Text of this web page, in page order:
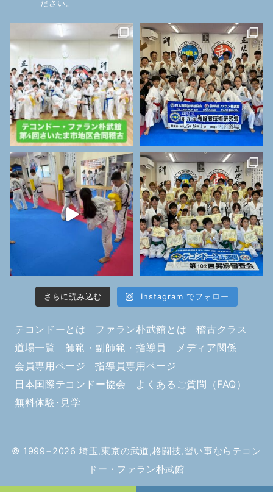
ださい。
さらに読み込む Instagram でフォロー
テコンドーとは ファラン朴武館とは
稽古クラス
道場一覧
師範・副師範・指導員
メディア関係
会員専用ページ
指導員専用ページ
日本国際テコンドー協会
よくあるご質問（FAQ）
無料体験･見学
© 1999−2026 埼玉,東京の武道,格闘技,習い事ならテコン
ドー・ファラン朴武館